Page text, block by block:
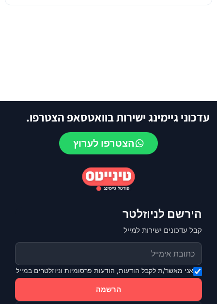
עדכוני גיימינג ישירות בוואטסאפ הצטרפו.
הצטרפו לערוץ
הירשם לניוזלטר
קבל עדכונים ישירות למייל
אני מאשר/ת לקבל הודעות, הודעות פרסומיות וניוזלטרים במייל
הרשמה